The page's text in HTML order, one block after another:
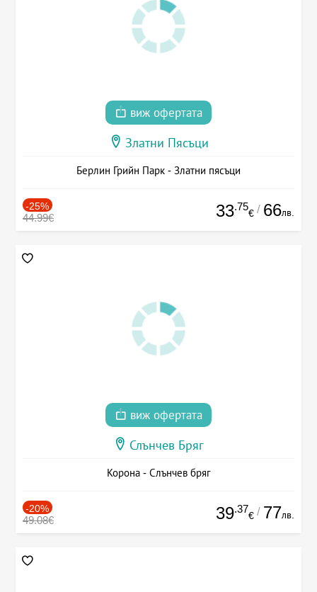
виж офертата
Златни Пясъци
Берлин Грийн Парк - Златни пясъци
-25%
44.99€ 33.75
€ / 66лв.
виж офертата
Слънчев Бряг
Корона - Слънчев бряг
-20%
49.08€ 39.37
€ / 77лв.